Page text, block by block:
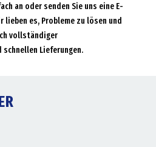
an oder senden Sie uns eine E-
lieben es, Probleme zu lösen und
vollständiger
Lieferungen.